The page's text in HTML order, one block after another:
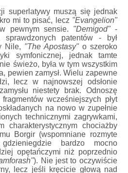
superlatywy muszą się jednak
mi to pisać, lecz "Evangelion"
pewnym sensie. "Demigod"-
sprawdzonych patentów - był
Nile, "The Apostasy"o szeroko
symfonicznej, jednak tamte
świeżo, była w tym wszystkim
pewien zamysł. Wielu zapewne
lecz w najnowszej odsłonie
niestety brak. Odnoszę
wcześniejszych płyt
na nowo w zupełnie
technicznymi zagrywkami,
charakterystycznym chociażby
Borgir (wspomniane rozmyte
bardzo mocno
opętańczymi niż poprzednio
). Nie jest to oczywiście
lecz jeśli kręcicie głową nad